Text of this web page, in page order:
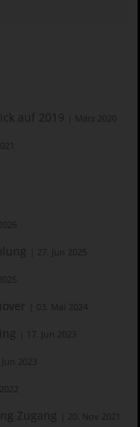
auf 2019 | März 2020
| 27. Jun 2025
| 03. Mai 2024
| 17. Jun 2023
2023
Zugang | 20. Nov 2021